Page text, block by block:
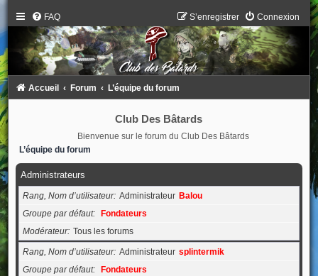
FAQ Connexion
S’enregistrer
Accueil Forum L’équipe du forum
Club Des Bâtards
Bienvenue sur le forum du Club Des Bâtards
L’équipe du forum
Administrateurs
Rang, Nom d’utilisateur Administrateur Balou
Groupe par défaut
Fondateurs
Modérateur Tous les forums
Rang, Nom d’utilisateur Administrateur splintermik
Groupe par défaut
Fondateurs